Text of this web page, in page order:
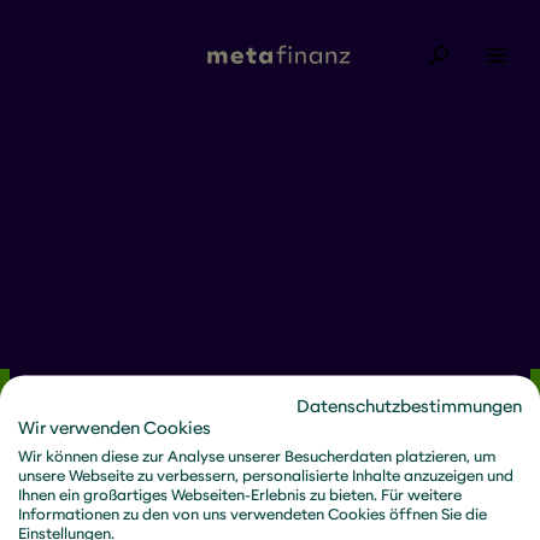
Fragen stehen wir Ihnen gerne unter
zur Verfügung!
Wir bringen
Zukunftsfähigkeit
ans Licht.
Datenschutzbestimmungen
Wir verwenden Cookies
Wir können diese zur Analyse unserer Besucherdaten platzieren, um
unsere Webseite zu verbessern, personalisierte Inhalte anzuzeigen und
Ihnen ein großartiges Webseiten-Erlebnis zu bieten. Für weitere
Informationen zu den von uns verwendeten Cookies öffnen Sie die
Einstellungen.